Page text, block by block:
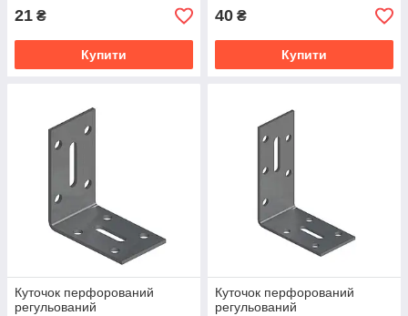
21 ₴
Купити
40 ₴
Купити
Куточок перфорований
регульований
Куточок перфорований
регульований